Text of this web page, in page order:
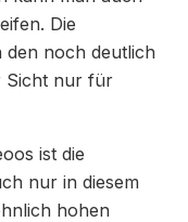
Die
den noch deutlich
Sicht nur für
ist die
nur in diesem
hohen